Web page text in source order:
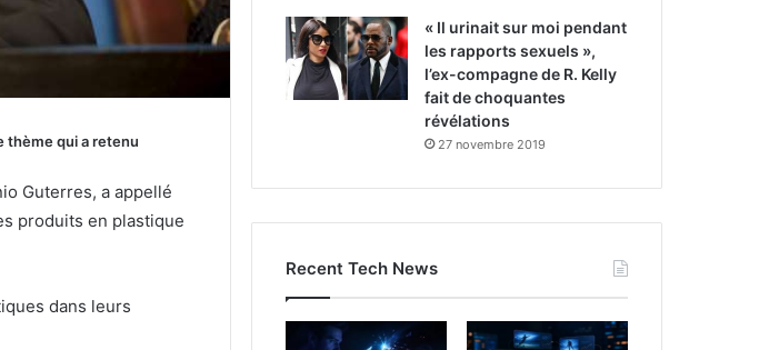
thème qui a retenu
Guterres, a appellé
produits en plastique
dans leurs
« Il urinait sur moi pendant
les rapports sexuels »,
l’ex-compagne de R. Kelly
fait de choquantes
révélations
27 novembre 2019
Recent Tech News